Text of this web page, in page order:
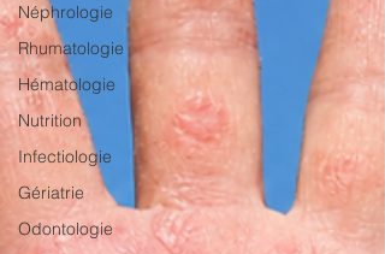
Néphrologie
Rhumatologie
Hématologie
Nutrition
Infectiologie
Gériatrie
Odontologie